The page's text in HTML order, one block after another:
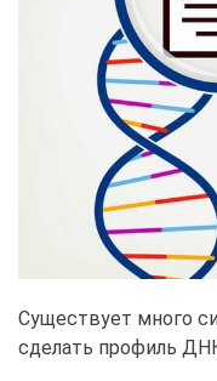
Существует много
сделать профиль